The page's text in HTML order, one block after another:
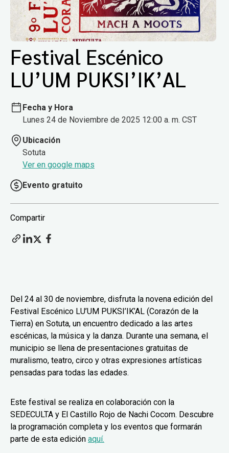
Festival Escénico
LU’UM PUKSI’IK’AL
Fecha y Hora
Lunes 24 de Noviembre de 2025 12:00 a. m. CST
Ubicación
Sotuta
Ver en google maps
Evento gratuito
Compartir
Del 24 al 30 de noviembre, disfruta la novena edición del
Festival Escénico LU’UM PUKSI’IK’AL (Corazón de la
Tierra) en Sotuta, un encuentro dedicado a las artes
escénicas, la música y la danza. Durante una semana, el
municipio se llena de presentaciones gratuitas de
muralismo, teatro, circo y otras expresiones artísticas
pensadas para todas las edades.
Este festival se realiza en colaboración con la
SEDECULTA y El Castillo Rojo de Nachi Cocom. Descubre
la programación completa y los eventos que formarán
parte de esta edición aquí.